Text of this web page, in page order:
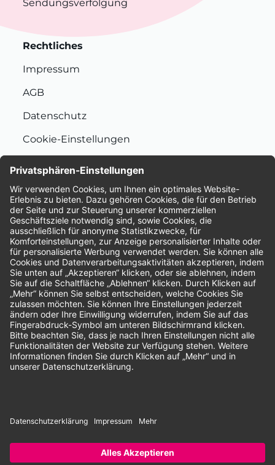
Sendungsverfolgung
Rechtliches
Impressum
AGB
Datenschutz
Cookie-Einstellungen
Bewertungen
Unsere Zahlungsarten:
Rechnung SEPA-Lastschrift Vorkasse